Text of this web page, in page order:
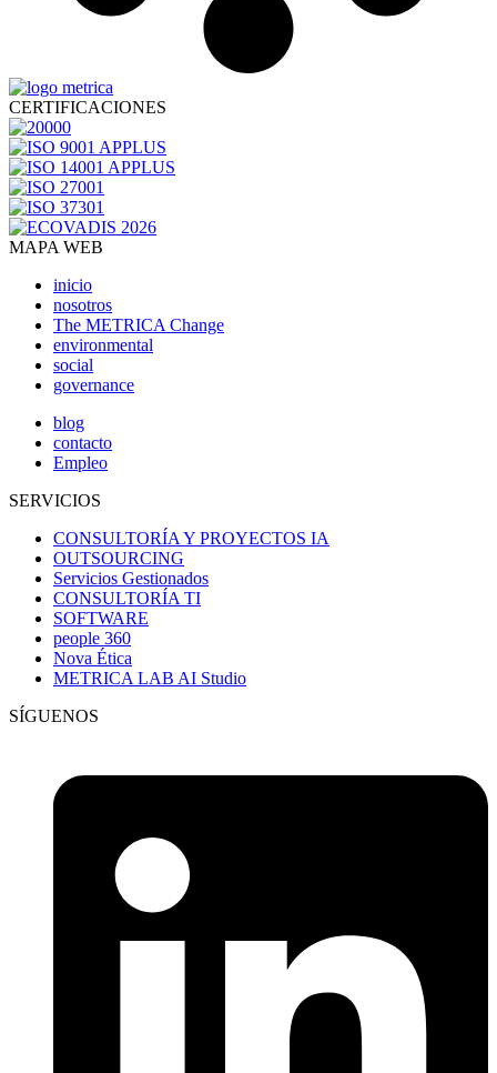
CERTIFICACIONES
MAPA WEB
inicio
nosotros
The METRICA Change
environmental
social
governance
blog
contacto
Empleo
SERVICIOS
CONSULTORÍA Y PROYECTOS IA
OUTSOURCING
Servicios Gestionados
CONSULTORÍA TI
SOFTWARE
people 360
Nova Ética
METRICA LAB AI Studio
SÍGUENOS